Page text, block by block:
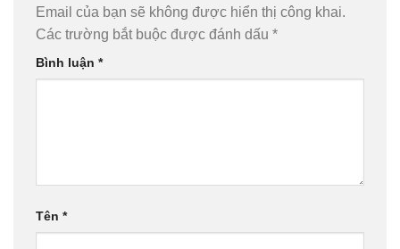
Email của bạn sẽ không được hiển thị công khai.
Các trường bắt buộc được đánh dấu *
Bình luận *
Tên *